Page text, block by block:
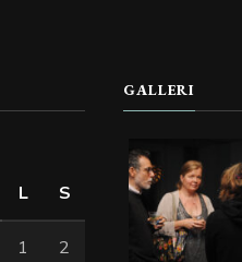
L S
1 2
GALLERI